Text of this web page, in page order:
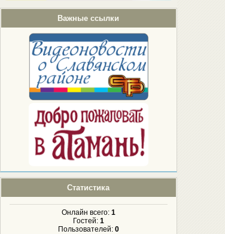
Важные ссылки
Статистика
Онлайн всего: 1
Гостей: 1
Пользователей: 0